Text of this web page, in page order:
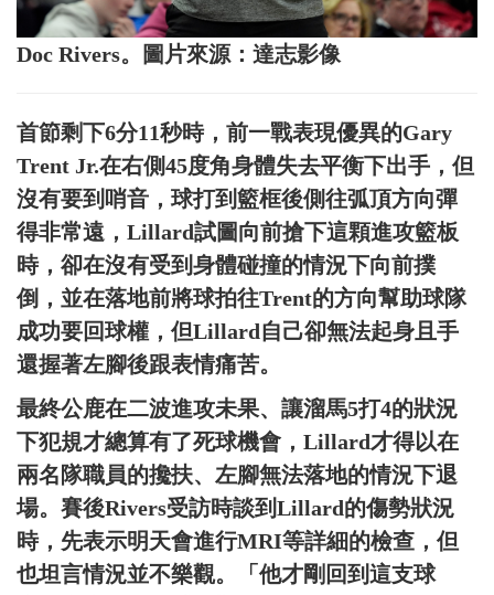
Doc Rivers。圖片來源：達志影像
首節剩下6分11秒時，前一戰表現優異的Gary
Trent Jr.在右側45度角身體失去平衡下出手，但
沒有要到哨音，球打到籃框後側往弧頂方向彈
得非常遠，Lillard試圖向前搶下這顆進攻籃板
時，卻在沒有受到身體碰撞的情況下向前撲
倒，並在落地前將球拍往Trent的方向幫助球隊
成功要回球權，但Lillard自己卻無法起身且手
還握著左腳後跟表情痛苦。
最終公鹿在二波進攻未果、讓溜馬5打4的狀況
下犯規才總算有了死球機會，Lillard才得以在
兩名隊職員的攙扶、左腳無法落地的情況下退
場。賽後Rivers受訪時談到Lillard的傷勢狀況
時，先表示明天會進行MRI等詳細的檢查，但
也坦言情況並不樂觀。「他才剛回到這支球